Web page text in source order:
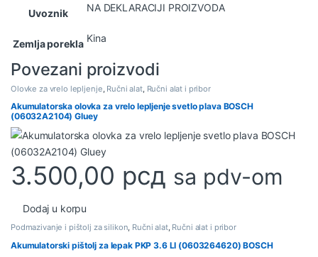
Uvoznik NA DEKLARACIJI PROIZVODA
Zemlja porekla Kina
Povezani proizvodi
Olovke za vrelo lepljenje Ručni alat, Ručni alat i pribor
Akumulatorska olovka za vrelo lepljenje svetlo plava BOSCH
(06032A2104) Gluey
3.500,00 рсд sa pdv-om
Dodaj u korpu
Podmazivanje i pištolj za silikon, Ručni alat, Ručni alat i pribor
Akumulatorski pištolj za lepak PKP 3.6 LI (0603264620) BOSCH